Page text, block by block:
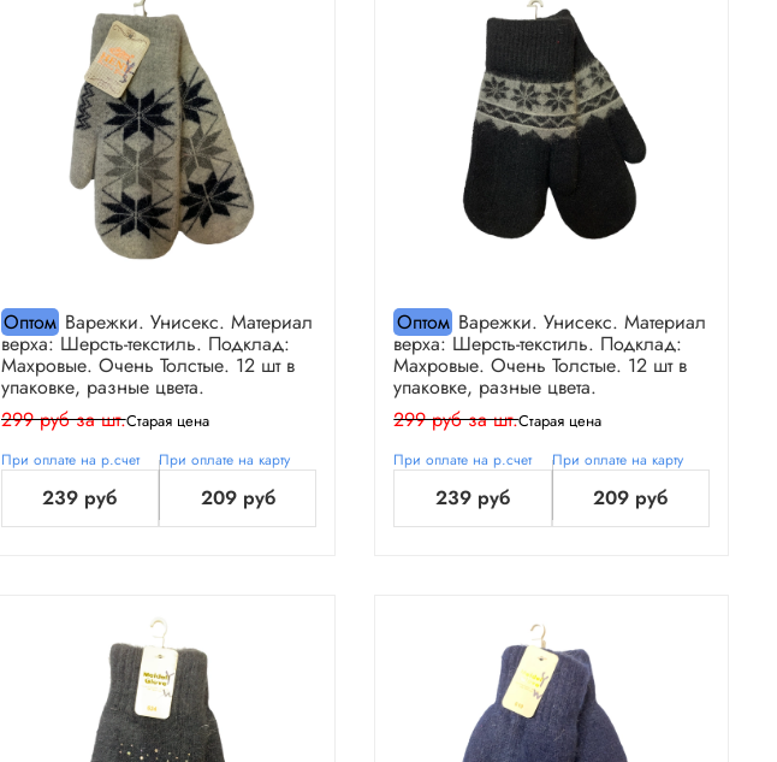
Оптом Варежки. Унисекс. Материал
верха: Шерсть-текстиль. Подклад:
Махровые. Очень Толстые. 12 шт в
упаковке, разные цвета.
299 руб за шт.Старая цена
При оплате на р.счет
239 руб
При оплате на карту
209 руб
Оптом Варежки. Унисекс. Материал
верха: Шерсть-текстиль. Подклад:
Махровые. Очень Толстые. 12 шт в
упаковке, разные цвета.
299 руб за шт.Старая цена
При оплате на р.счет
239 руб
При оплате на карту
209 руб